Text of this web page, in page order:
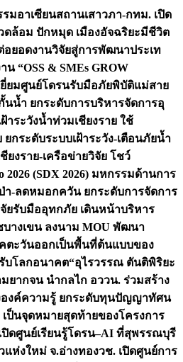
รมอาเซียนสถานเสาวภา-กทม. เปิด
ดล้อม ปักหมุด เมืองอัจฉริยะมีชีวิต
ยอดงานวิจัยสู่การพัฒนาประเท
น “OSS & SMEs GROW
ยี่ยมศูนย์โดรนรับมือภัยพิบัติแม่สาย
นน้ำ ยกระดับการบริหารจัดการอุ
าระวังน้ำท่วมเชียงราย ใช้
กระดับระบบเฝ้าระวัง-เตือนภัยน้ำ
ยงราย-เครือข่ายวิจัย โชว์
(SDX 2026) มหกรรมด้านการ
า-ลดหมอกควัน ยกระดับการจัดการ
ยรับมืออุทกภัย เดินหน้าบริหาร
างเขน ลงนาม MOU พัฒนา
ตะวันออกเป็นพื้นที่ต้นแบบของ
รับโลกอนาคต“อุไรวรรณ ตันติพิริยะ
ยากจน นำกลไก อววน. ร่วมสร้าง
องค์ความรู้ ยกระดับทุนปัญญาทัศน
เป็นจุดหมายสุดท้ายของโครงการ
ปิดศูนย์เรียนรู้โดรน–AI ที่สุพรรณบุรี
แห่งใหม่ จ.อ่างทองวช. เปิดศูนย์การ